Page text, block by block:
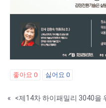
좋아요 0 싫어요 0
«
<제14차 하이패밀리 3040을